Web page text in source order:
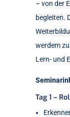
– von der
begleiten.
werdem
Lern- und
Tag 1 –